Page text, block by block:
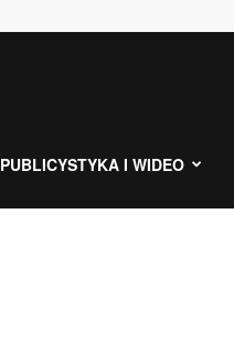
PUBLICYSTYKA I WIDEO